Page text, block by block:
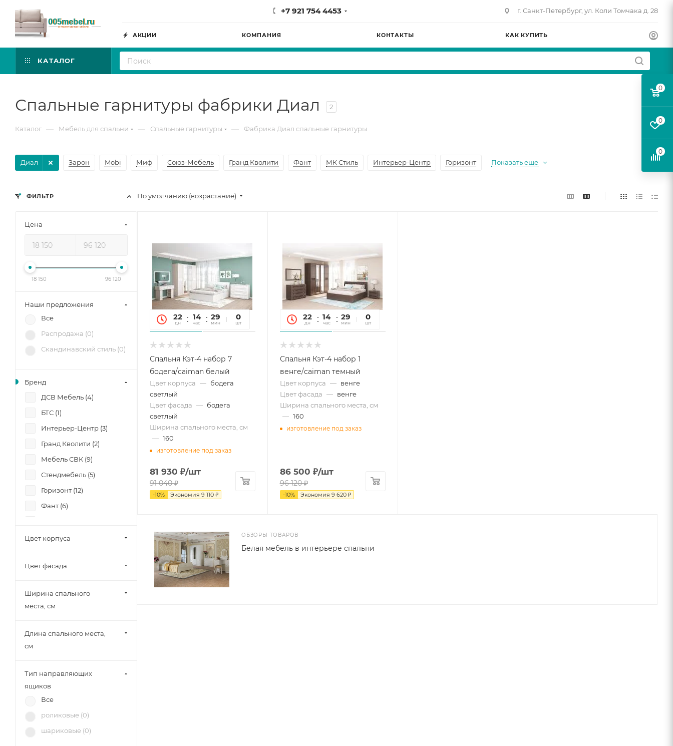
+7 921 754 4453 г. Санкт-Петербург, ул. Коли Томчака д. 28
АКЦИИ КОМПАНИЯ КОНТАКТЫ КАК КУПИТЬ
КАТАЛОГ
Спальные гарнитуры фабрики Диал 2
Каталог — Мебель для спальни — Спальные гарнитуры — Фабрика Диал спальные гарнитуры
Диал Зарон Mobi Миф Союз-Мебель Гранд Кволити Фант МК Стиль Интерьер-Центр Горизонт Показать еще
По умолчанию (возрастание)
22
дн
14
час
29
мин
12
сек
0
шт
Спальня Кэт-4 набор 7
бодега/caiman белый
Цвет корпуса — бодега
светлый
Цвет фасада — бодега
светлый
Ширина спального места, см
— 160
изготовление под заказ
81 930 ₽/шт
91 040₽
-10% Экономия 9 110 ₽
22
дн
14
час
29
мин
12
сек
0
шт
Спальня Кэт-4 набор 1
венге/caiman темный
Цвет корпуса — венге
Цвет фасада — венге
Ширина спального места, см
— 160
изготовление под заказ
86 500 ₽/шт
96 120₽
-10% Экономия 9 620₽
ОБЗОРЫ ТОВАРОВ
Белая мебель в интерьере спальни
ФИЛЬТР
Цена
18 150 96 120
Наши предложения
Все
Распродажа (0)
Скандинавский стиль (0)
Бренд
ДСВ Мебель (4)
БТС (1)
Интерьер-Центр (3)
Гранд Кволити (2)
Мебель СВК (9)
Стендмебель (5)
Горизонт (12)
Фант (6)
Миф (19)
Mobi (3)
Цвет корпуса
Цвет фасада
Ширина спального
места, см
Длина спального места,
см
Тип направляющих
ящиков
Все
роликовые (0)
шариковые (0)
0
0
0